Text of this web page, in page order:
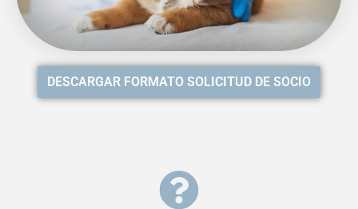
DESCARGAR FORMATO SOLICITUD DE SOCIO